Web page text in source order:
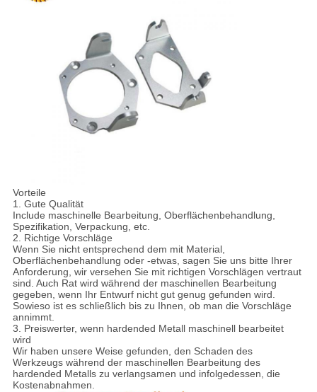
Vorteile
1. Gute Qualität
Include maschinelle Bearbeitung, Oberflächenbehandlung,
Spezifikation, Verpackung, etc.
2. Richtige Vorschläge
Wenn Sie nicht entsprechend dem mit Material,
Oberflächenbehandlung oder -etwas, sagen Sie uns bitte Ihrer
Anforderung, wir versehen Sie mit richtigen Vorschlägen vertraut
sind. Auch Rat wird während der maschinellen Bearbeitung
gegeben, wenn Ihr Entwurf nicht gut genug gefunden wird.
Sowieso ist es schließlich bis zu Ihnen, ob man die Vorschläge
annimmt.
3. Preiswerter, wenn hardended Metall maschinell bearbeitet
wird
Wir haben unsere Weise gefunden, den Schaden des
Werkzeugs während der maschinellen Bearbeitung des
hardended Metalls zu verlangsamen und infolgedessen, die
Kostenabnahmen.